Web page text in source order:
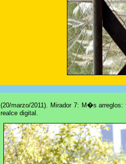
(20/marzo/2011). Mirador 7: M�s
realce digital.